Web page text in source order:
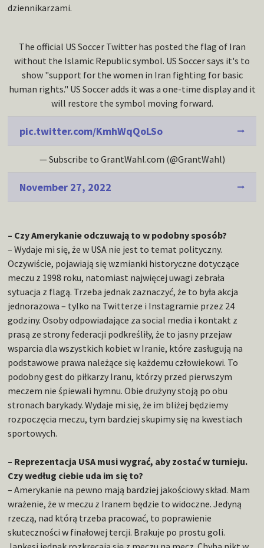
dziennikarzami.
The official US Soccer Twitter has posted the flag of Iran
without the Islamic Republic symbol. US Soccer says it's to
show "support for the women in Iran fighting for basic
human rights." US Soccer adds it was a one-time display and it
will restore the symbol moving forward.
pic.twitter.com/KmhWqQoLSo
— Subscribe to GrantWahl.com (@GrantWahl)
November 27, 2022
– Czy Amerykanie odczuwają to w podobny sposób?
– Wydaje mi się, że w USA nie jest to temat polityczny.
Oczywiście, pojawiają się wzmianki historyczne dotyczące
meczu z 1998 roku, natomiast najwięcej uwagi zebrała
sytuacja z flagą. Trzeba jednak zaznaczyć, że to była akcja
jednorazowa – tylko na Twitterze i Instagramie przez 24
godziny. Osoby odpowiadające za social media i kontakt z
prasą ze strony federacji podkreśliły, że to jasny przejaw
wsparcia dla wszystkich kobiet w Iranie, które zasługują na
podstawowe prawa należące się każdemu człowiekowi. To
podobny gest do piłkarzy Iranu, którzy przed pierwszym
meczem nie śpiewali hymnu. Obie drużyny stoją po obu
stronach barykady. Wydaje mi się, że im bliżej będziemy
rozpoczęcia meczu, tym bardziej skupimy się na kwestiach
sportowych.
– Reprezentacja USA musi wygrać, aby zostać w turnieju.
Czy według ciebie uda im się to?
– Amerykanie na pewno mają bardziej jakościowy skład. Mam
wrażenie, że w meczu z Iranem będzie to widoczne. Jedyną
rzeczą, nad którą trzeba pracować, to poprawienie
skuteczności w finałowej tercji. Brakuje po prostu goli.